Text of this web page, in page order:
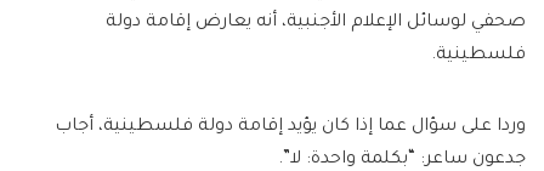
صحفي لوسائل الإعلام الأجنبية، أنه يعارض إقامة دولة
فلسطينية.
وردا على سؤال عما إذا كان يؤيد إقامة دولة فلسطينية، أجاب
جدعون ساعر: “بكلمة واحدة: لا”.